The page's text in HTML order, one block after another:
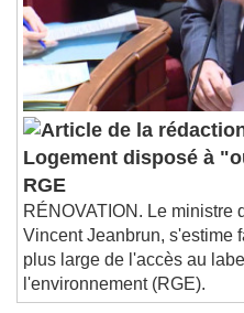
settings dialog
subtitles off,
Audio Track
Picture-in-Picture
This is a modal
Beginning of dialog
Text
Color
Text
Logement disposé à
RGE
RÉNOVATION. Le ministre
Vincent Jeanbrun, s'estime
plus large de l'accès au
l'environnement (RGE).